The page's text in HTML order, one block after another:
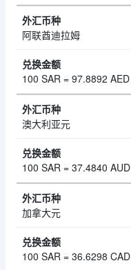
阿联酋迪拉姆
100 SAR = 97.8892 AED
澳大利亚元
100 SAR = 37.4840 AUD
加拿大元
100 SAR = 36.6298 CAD